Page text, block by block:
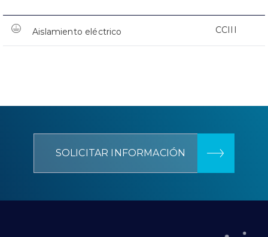
Aislamiento eléctrico CCIII
SOLICITAR INFORMACIÓN